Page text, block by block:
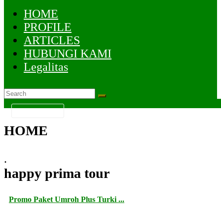
HOME
PROFILE
ARTICLES
HUBUNGI KAMI
Legalitas
KATEGORI
HOME
.
happy prima tour
Promo Paket Umroh Plus Turki ...